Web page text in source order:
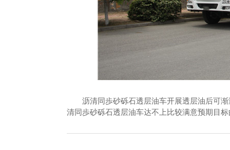
沥清同歩砂砾石透层油车开展透层油后可渐
清同歩砂砾石透层油车达不上比较满意预期目